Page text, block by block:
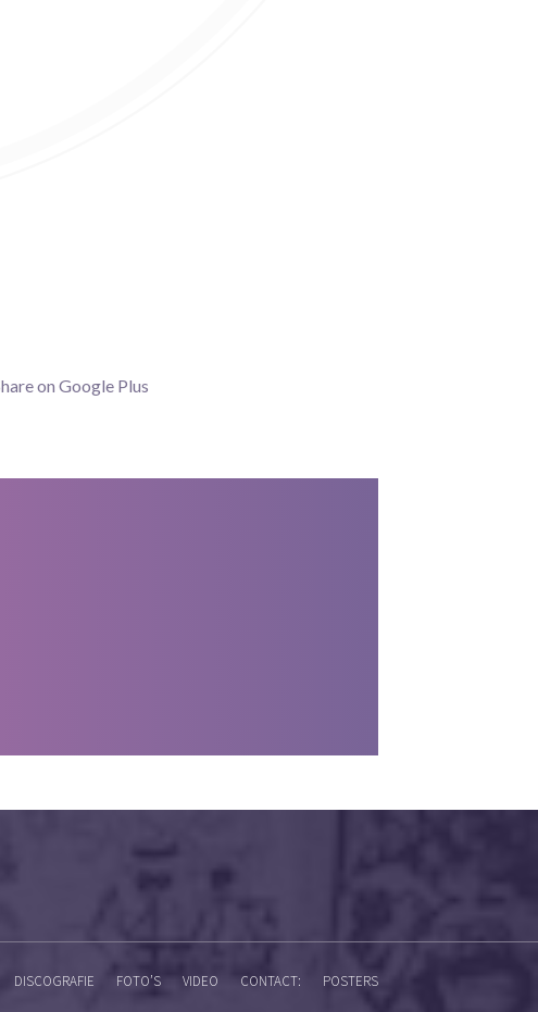
on Google Plus
DISCOGRAFIE FOTO’S VIDEO CONTACT: POSTERS